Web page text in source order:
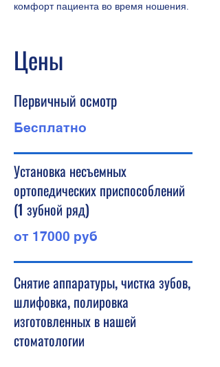
комфорт пациента во время ношения.
Цены
Первичный осмотр
Бесплатно
Установка несъемных
ортопедических приспособлений
(1 зубной ряд)
от 17000 руб
Снятие аппаратуры, чистка зубов,
шлифовка, полировка
изготовленных в нашей
стоматологии